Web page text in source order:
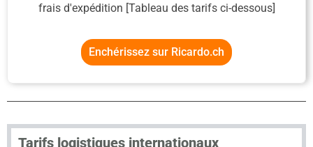
frais d'expédition [Tableau des tarifs ci-dessous]
Enchérissez sur Ricardo.ch
Tarifs logistiques internationaux